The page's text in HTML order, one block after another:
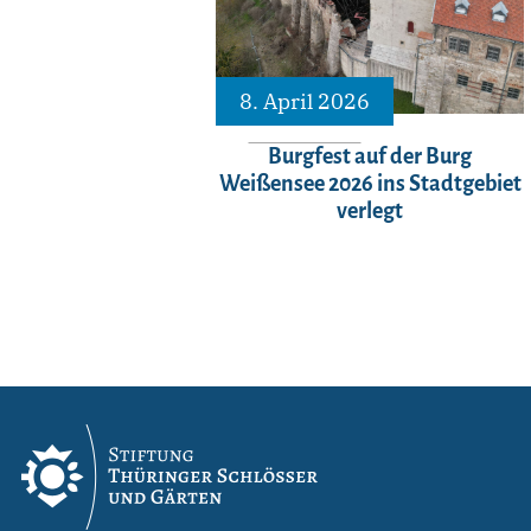
8. April 2026
Burgfest auf der Burg
Weißensee 2026 ins Stadtgebiet
verlegt